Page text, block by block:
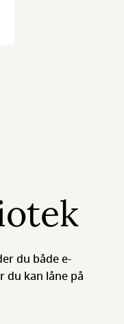
du både e-
du kan låne på